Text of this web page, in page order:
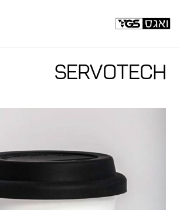
Servotech